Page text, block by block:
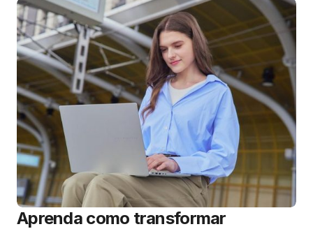
Aprenda como transformar